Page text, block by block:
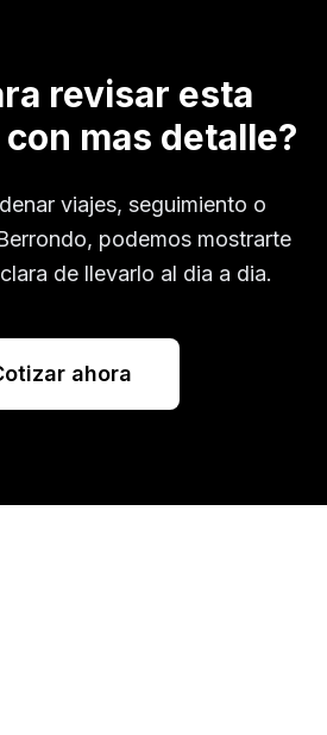
revisar esta
mas detalle?
viajes, seguimiento o
, podemos mostrarte
de llevarlo al dia a dia.
ahora